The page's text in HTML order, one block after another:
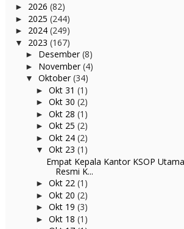
► 2026 (82)
► 2025 (244)
► 2024 (249)
▼ 2023 (167)
► Desember(8)
► November(4)
▼ Oktober(34)
► Okt 31 (1)
► Okt 30 (2)
► Okt 28 (1)
► Okt 25 (2)
► Okt 24 (2)
▼ Okt 23 (1)
Empat Kepala Kantor KSOP
Resmi K...
► Okt 22 (1)
► Okt 20 (2)
► Okt 19 (3)
► Okt 18 (1)